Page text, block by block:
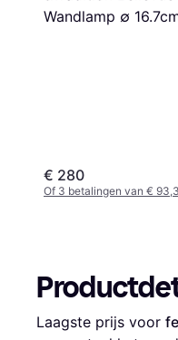
Wandlamp ∅
€ 280
Of 3 betalingen van €
Laagste prijs voor